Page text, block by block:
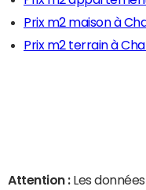
Prix m2 maison à
Prix m2 terrain à
Attention : Les